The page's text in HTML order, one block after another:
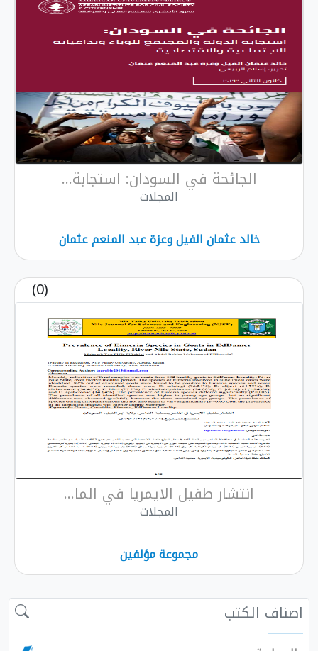
الجائحة في السودان: استجابة...
المجلات
خالد عثمان الفيل وعزة عبد المنعم عثمان
(0)
انتشار طفيل الايمريا في الما...
المجلات
مجموعة مؤلفين
اصناف الكتب